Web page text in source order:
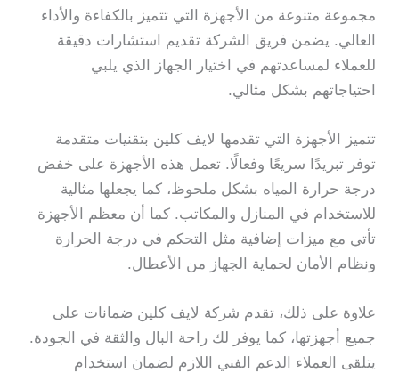
مجموعة متنوعة من الأجهزة التي تتميز بالكفاءة والأداء
العالي. يضمن فريق الشركة تقديم استشارات دقيقة
للعملاء لمساعدتهم في اختيار الجهاز الذي يلبي
احتياجاتهم بشكل مثالي.
تتميز الأجهزة التي تقدمها لايف كلين بتقنيات متقدمة
توفر تبريدًا سريعًا وفعالًا. تعمل هذه الأجهزة على خفض
درجة حرارة المياه بشكل ملحوظ، كما يجعلها مثالية
للاستخدام في المنازل والمكاتب. كما أن معظم الأجهزة
تأتي مع ميزات إضافية مثل التحكم في درجة الحرارة
ونظام الأمان لحماية الجهاز من الأعطال.
علاوة على ذلك، تقدم شركة لايف كلين ضمانات على
جميع أجهزتها، كما يوفر لك راحة البال والثقة في الجودة.
يتلقى العملاء الدعم الفني اللازم لضمان استخدام